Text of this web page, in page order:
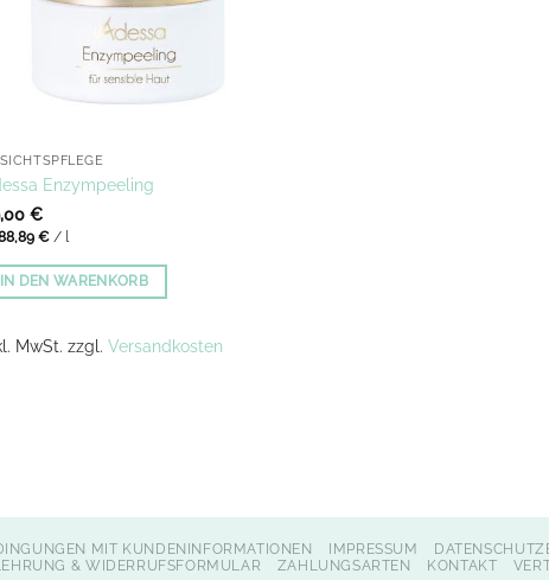
Enzympeeling
€
€/ l
IN DEN WARENKORB
MwSt. zzgl. Versandkosten
MIT KUNDENINFORMATIONEN IMPRESSUM
& WIDERRUFSFORMULAR
ZAHLUNGSARTEN KONTAKT